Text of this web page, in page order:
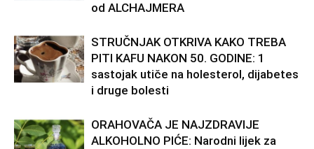
od ALCHAJMERA
STRUČNJAK OTKRIVA KAKO TREBA
PITI KAFU NAKON 50. GODINE: 1
sastojak utiče na holesterol, dijabetes
i druge bolesti
ORAHOVAČA JE NAJZDRAVIJE
ALKOHOLNO PIĆE: Narodni lijek za